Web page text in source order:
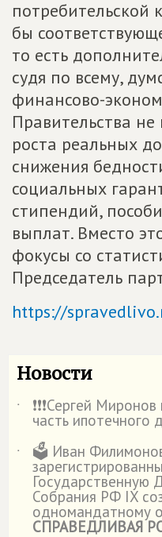
потребительской
бы
то есть
судя по всему,
финансово-
Правительства
роста реальных
снижения
социальных
стипендий,
выплат. Вместо
фокусы со
Председатель
https://
Новости
˙ ❗️❗️❗️Сергей
часть ипотечного
˙
🗳️ Иван
Государственную
Собрания РФ IX
одномандатному
СПРАВЕДЛИВАЯ